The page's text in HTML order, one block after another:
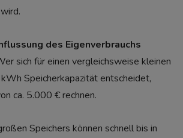
des Eigenverbrauchs
sich für einen vergleichsweise kleinen
Speicherkapazität entscheidet,
ca. 5.000 € rechnen.
Speichers können schnell bis in